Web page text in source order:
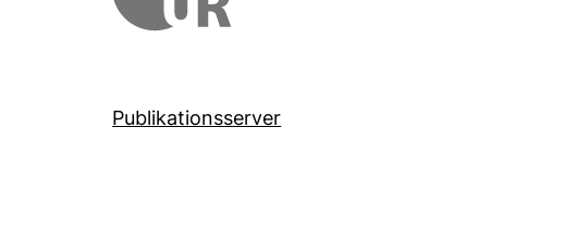
Publikationsserver